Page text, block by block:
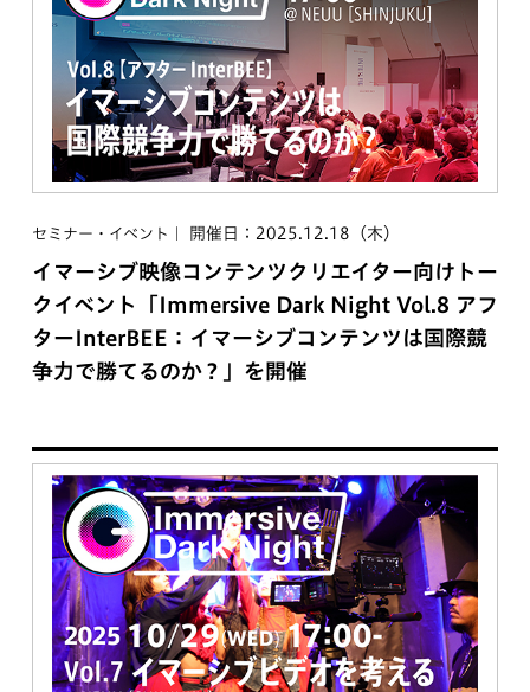
セミナー・イベント 開催日：2025.12.18（木）
イマーシブ映像コンテンツクリエイター向けトー
クイベント「Immersive Dark Night Vol.8 アフ
ターInterBEE：イマーシブコンテンツは国際競
争力で勝てるのか？」を開催